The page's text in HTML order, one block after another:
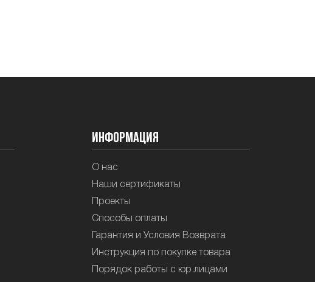
Информация
О нас
Наши сертификаты
Проекты
Способы оплаты
Гарантия и Условия Возврата
Инструкция по покупке товара
Порядок работы с юр.лицами